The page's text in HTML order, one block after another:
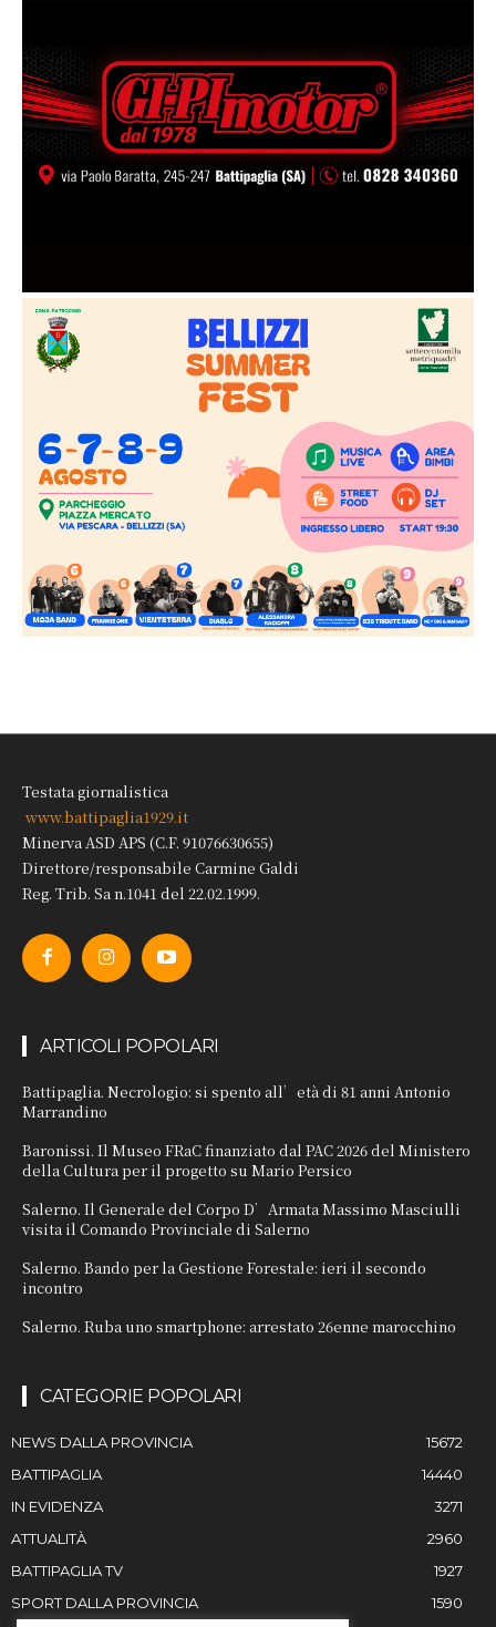
Testata giornalistica
www.battipaglia1929.it
Minerva ASD APS (C.F. 91076630655)
Direttore/responsabile Carmine Galdi
Reg. Trib. Sa n.1041 del 22.02.1999.
ARTICOLI POPOLARI
Battipaglia. Necrologio: si spento all’età di 81 anni Antonio
Marrandino
Baronissi. Il Museo FRaC finanziato dal PAC 2026 del Ministero
della Cultura per il progetto su Mario Persico
Salerno. Il Generale del Corpo D’Armata Massimo Masciulli
visita il Comando Provinciale di Salerno
Salerno. Bando per la Gestione Forestale: ieri il secondo
incontro
Salerno. Ruba uno smartphone: arrestato 26enne marocchino
CATEGORIE POPOLARI
NEWS DALLA PROVINCIA
15672
BATTIPAGLIA
14440
IN EVIDENZA
3271
ATTUALITÀ
2960
BATTIPAGLIA TV
1927
SPORT DALLA PROVINCIA
1590